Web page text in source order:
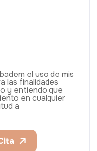
el uso de mis
las finalidades
y entiendo que
en cualquier
a